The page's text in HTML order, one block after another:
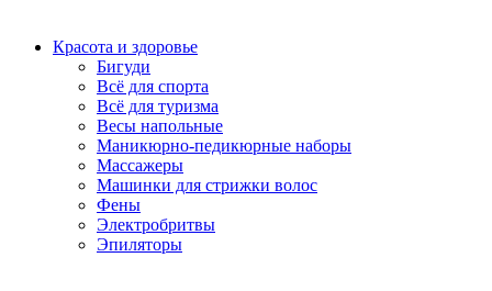
Красота и здоровье
Бигуди
Всё для спорта
Всё для туризма
Весы напольные
Маникюрно-педикюрные наборы
Массажеры
Машинки для стрижки волос
Фены
Электробритвы
Эпиляторы